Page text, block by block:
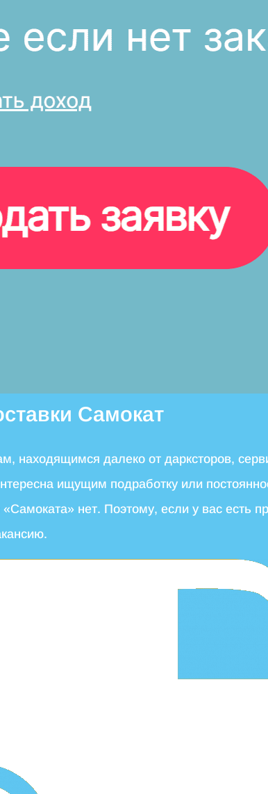
Самокат
находящимся далеко от дарксторов,
ищущим подработку или
«Самоката» нет. Поэтому, если у вас есть